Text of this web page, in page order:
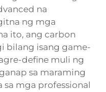
na
ng mga
ito, ang carbon
bilang isang game-
define muli ng
sa maraming
mga professional